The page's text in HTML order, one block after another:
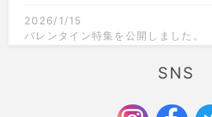
2026/1/15
バレンタイン特集を公開しました。
クリスマス限定のラッピングを追加
SNS